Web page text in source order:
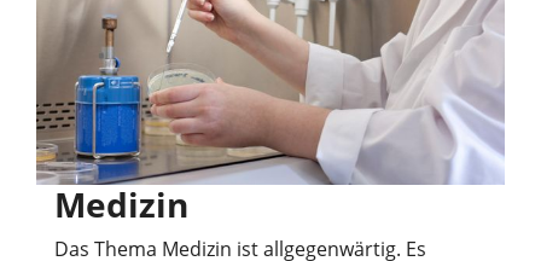
Medizin
Das Thema Medizin ist allgegenwärtig. Es